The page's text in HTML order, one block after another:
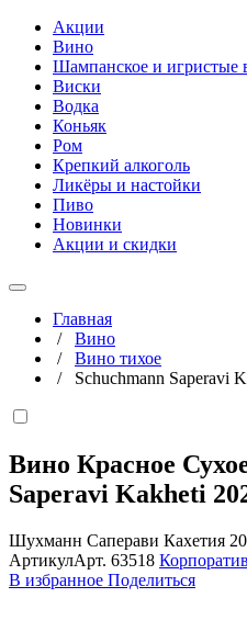
Акции
Вино
Шампанское и игристые
Виски
Водка
Коньяк
Ром
Крепкий алкоголь
Ликёры и настойки
Пиво
Новинки
Акции и скидки
Главная
/ Вино
/ Вино тихое
/ Schuchmann Saperavi
Вино Красное
Saperavi Kakheti
Шухманн Саперави Кахетия
АртикулАрт. 63518
В избранное Поделиться